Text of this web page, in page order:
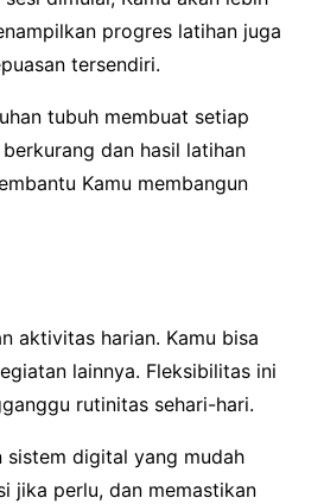
progres latihan juga
tersendiri.
tubuh membuat setiap
dan hasil latihan
Kamu membangun
aktivitas harian. Kamu bisa
lainnya. Fleksibilitas ini
rutinitas sehari-hari.
sistem digital yang mudah
jika perlu, dan memastikan